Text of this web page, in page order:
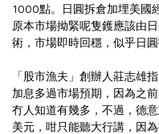
1000點。日圓拆倉加埋美國
原本市場拗緊呢隻鑊應該由
術，市場即時回穩，似乎日
「股市漁夫」創辦人莊志雄
加息多過市場預期，因為之
冇人知道有幾多，不過，德
美元，咁只能聽大行講，因